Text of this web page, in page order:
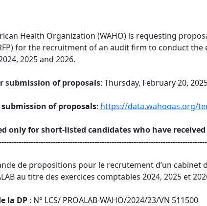
Health Organization (WAHO) is requesting
for the recruitment of an audit firm to conduct
2025 and 2026.
submission of proposals: Thursday, February 20,
of proposals: https://data.wahooas.org/
only for short-listed candidates who have
de propositions pour le recrutement d’un cabinet
au titre des exercices comptables 2024, 2025 et
la DP : N° LCS/ PROALAB-WAHO/2024/23/VN 511500